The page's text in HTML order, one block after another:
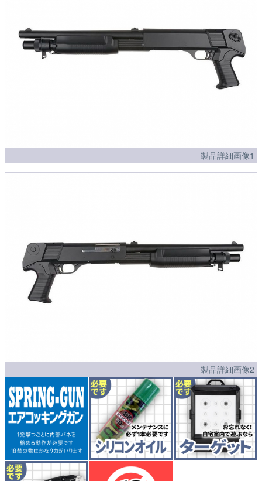
製品詳細画像1
製品詳細画像2